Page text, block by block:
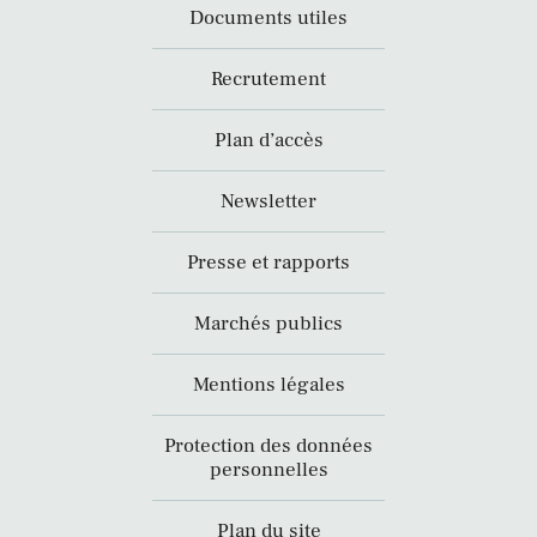
Documents utiles
Recrutement
Plan d’accès
Newsletter
Presse et rapports
Marchés publics
Mentions légales
Protection des données
personnelles
Plan du site